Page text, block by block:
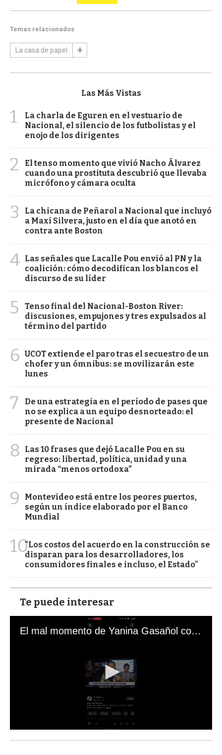
Temas relacionados
La casa de papel
Las Más Vistas
1
La charla de Eguren en el vestuario de
Nacional, el silencio de los futbolistas y el
enojo de los dirigentes
2
El tenso momento que vivió Nacho Álvarez
cuando una prostituta descubrió que llevaba
micrófono y cámara oculta
3
La chicana de Peñarol a Nacional que incluyó
a Maxi Silvera, justo en el día que anotó en
contra ante Boston
4 Las señales que Lacalle Pou envió al PN y la
coalición: cómo decodifican los blancos el
discurso de su líder
5
Tenso final del Nacional-Boston River:
discusiones, empujones y tres expulsados al
término del partido
6 UCOT extiende el paro tras el secuestro de un
chofer y un ómnibus: se movilizarán este
lunes
7
De una estrategia en el período de pases que
no se explica a un equipo desnorteado: el
presente de Nacional
8
Las 10 frases que dejó Lacalle Pou en su
regreso: libertad, política, unidad y una
mirada “menos ortodoxa”
9
Montevideo está entre los peores puertos,
según un índice elaborado por el Banco
Mundial
10"Los costos del acuerdo en la construcción se
disparan para los desarrolladores, los
consumidores finales e incluso, el Estado"
Te puede interesar
El mal momento de Yanina Gasañol con un hincha argentino en "Subrayado"
s